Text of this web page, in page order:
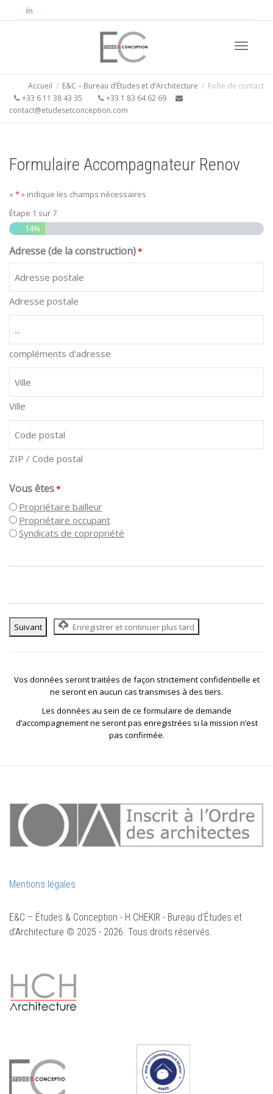
Accueil E&C – Bureau d’Études et d’Architecture
Fiche de contact
+33 6 11 38 43 35
+33 1 83 64 62 69
contact@etudesetconception.com
Formulaire Accompagnateur Renov
« *» indique les champs nécessaires
Étape 1 sur 7
14%
Adresse (de la construction)*
Adresse postale
compléments d'adresse
Ville
ZIP / Code postal
Vous êtes*
Propriétaire bailleur
Propriétaire occupant
Syndicats de copropriété
Enregistrer et continuer plus tard
Vos données seront traitées de façon strictement confidentielle et
ne seront en aucun cas transmises à des tiers.
Les données au sein de ce formulaire de demande
d’accompagnement ne seront pas enregistrées si la mission n’est
pas confirmée.
Mentions légales
E&C – Études & Conception - H CHEKIR - Bureau d’Études et
d’Architecture © 2025 - 2026. Tous droits réservés.